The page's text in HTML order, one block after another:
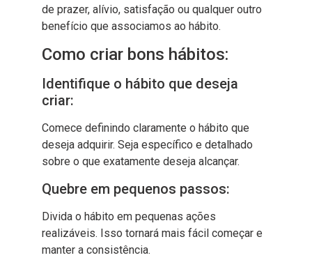
de prazer, alívio, satisfação ou qualquer outro
benefício que associamos ao hábito.
Como criar bons hábitos:
Identifique o hábito que deseja
criar:
Comece definindo claramente o hábito que
deseja adquirir. Seja específico e detalhado
sobre o que exatamente deseja alcançar.
Quebre em pequenos passos:
Divida o hábito em pequenas ações
realizáveis. Isso tornará mais fácil começar e
manter a consistência.